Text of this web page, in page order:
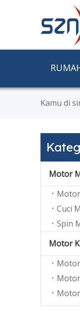
Kamu di
Motor
Motor